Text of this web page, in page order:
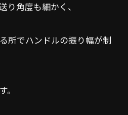
り角度も細かく、
所でハンドルの振り幅が制